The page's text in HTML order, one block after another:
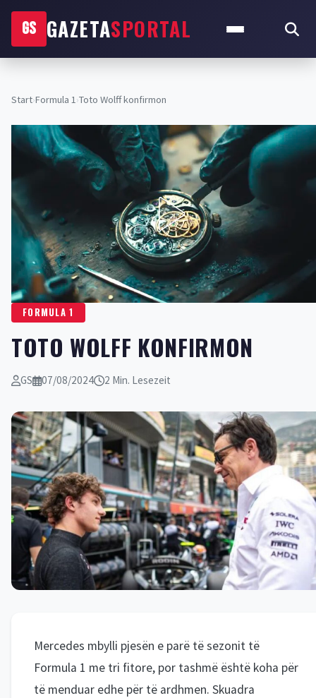
GS GAZETASPORTAL
Start›Formula 1›Toto Wolff konfirmon
FORMULA 1
TOTO WOLFF KONFIRMON
GS 07/08/2024 2 Min. Lesezeit
Mercedes mbylli pjesën e parë të sezonit të
Formula 1 me tri fitore, por tashmë është koha për
të menduar edhe për të ardhmen. Skuadra